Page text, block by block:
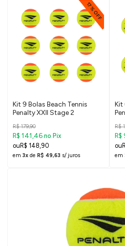
17% OFF
Kit 9 Bolas Beach Tennis
Penalty XXII Stage 2
R$ 179,90
R$ 141,46 no Pix
R$ 148,90
em 3x de R$ 49,63 s/ juros
Kit
R$
em